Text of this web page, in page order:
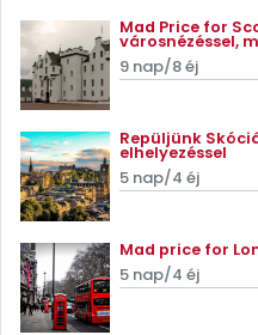
Mad Price for
városnézéssel,
9 nap/8 éj
Repüljünk
elhelyezéssel
5 nap/4 éj
Mad price for
5 nap/4 éj